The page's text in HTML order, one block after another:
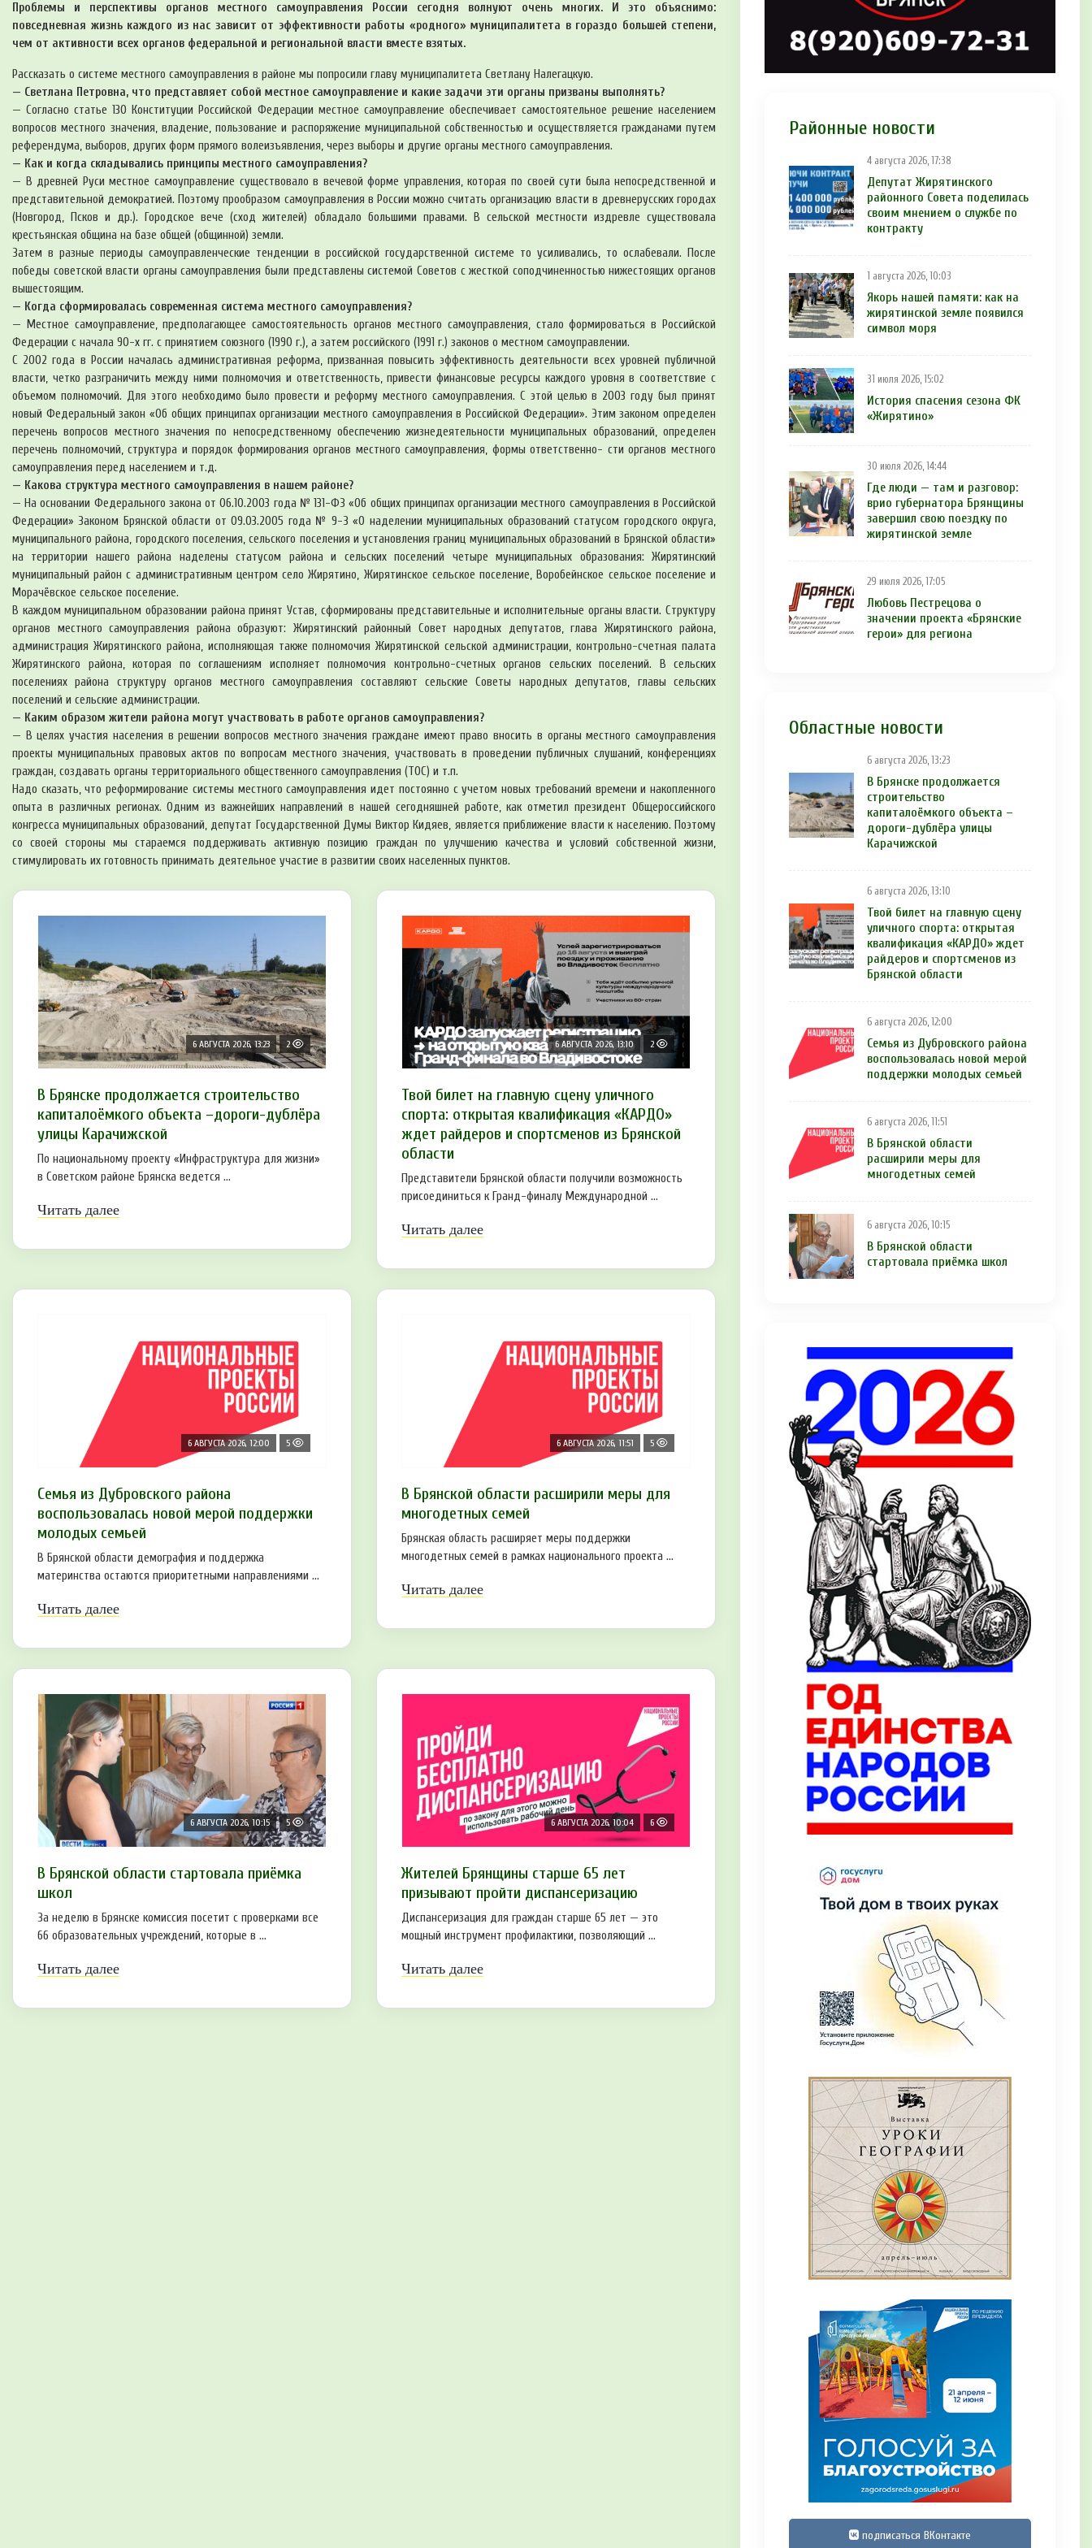
Проблемы и перспективы органов местного самоуправления России сегодня волнуют очень многих. И это объяснимо:
повседневная жизнь каждого из нас зависит от эффективности работы «родного» муниципалитета в гораздо большей степени,
чем от активности всех органов федеральной и региональной власти вместе взятых.
Рассказать о системе местного самоуправления в районе мы попросили главу муниципалитета Светлану Налегацкую.
— Светлана Петровна, что представляет собой местное самоуправление и какие задачи эти органы призваны выполнять?
— Согласно статье 130 Конституции Российской Федерации местное самоуправление обеспечивает самостоятельное решение населением
вопросов местного значения, владение, пользование и распоряжение муниципальной собственностью и осуществляется гражданами путем
референдума, выборов, других форм прямого волеизъявления, через выборы и другие органы местного самоуправления.
— Как и когда складывались принципы местного самоуправления?
— В древней Руси местное самоуправление существовало в вечевой форме управления, которая по своей сути была непосредственной и
представительной демократией. Поэтому прообразом самоуправления в России можно считать организацию власти в древнерусских городах
(Новгород, Псков и др.). Городское вече (сход жителей) обладало большими правами. В сельской местности издревле существовала
крестьянская община на базе общей (общинной) земли.
Затем в разные периоды самоуправленческие тенденции в российской государственной системе то усиливались, то ослабевали. После
победы советской власти органы самоуправления были представлены системой Советов с жесткой соподчиненностью нижестоящих органов
вышестоящим.
— Когда сформировалась современная система местного самоуправления?
— Местное самоуправление, предполагающее самостоятельность органов местного самоуправления, стало формироваться в Российской
Федерации с начала 90-х гг. с принятием союзного (1990 г.), а затем российского (1991 г.) законов о местном самоуправлении.
С 2002 года в России началась административная реформа, призванная повысить эффективность деятельности всех уровней публичной
власти, четко разграничить между ними полномочия и ответственность, привести финансовые ресурсы каждого уровня в соответствие с
объемом полномочий. Для этого необходимо было провести и реформу местного самоуправления. С этой целью в 2003 году был принят
новый Федеральный закон «Об общих принципах организации местного самоуправления в Российской Федерации». Этим законом определен
перечень вопросов местного значения по непосредственному обеспечению жизнедеятельности муниципальных образований, определен
перечень полномочий, структура и порядок формирования органов местного самоуправления, формы ответственно- сти органов местного
самоуправления перед населением и т.д.
— Какова структура местного самоуправления в нашем районе?
— На основании Федерального закона от 06.10.2003 года № 131-ФЗ «Об общих принципах организации местного самоуправления в Российской
Федерации» Законом Брянской области от 09.03.2005 года № 9-З «О наделении муниципальных образований статусом городского округа,
муниципального района, городского поселения, сельского поселения и установления границ муниципальных образований в Брянской области»
на территории нашего района наделены статусом района и сельских поселений четыре муниципальных образования: Жирятинский
муниципальный район с административным центром село Жирятино, Жирятинское сельское поселение, Воробейнское сельское поселение и
Морачёвское сельское поселение.
В каждом муниципальном образовании района принят Устав, сформированы представительные и исполнительные органы власти. Структуру
органов местного самоуправления района образуют: Жирятинский районный Совет народных депутатов, глава Жирятинского района,
администрация Жирятинского района, исполняющая также полномочия Жирятинской сельской администрации, контрольно-счетная палата
Жирятинского района, которая по соглашениям исполняет полномочия контрольно-счетных органов сельских поселений. В сельских
поселениях района структуру органов местного самоуправления составляют сельские Советы народных депутатов, главы сельских
поселений и сельские администрации.
— Каким образом жители района могут участвовать в работе органов самоуправления?
— В целях участия населения в решении вопросов местного значения граждане имеют право вносить в органы местного самоуправления
проекты муниципальных правовых актов по вопросам местного значения, участвовать в проведении публичных слушаний, конференциях
граждан, создавать органы территориального общественного самоуправления (ТОС) и т.п.
Надо сказать, что реформирование системы местного самоуправления идет постоянно с учетом новых требований времени и накопленного
опыта в различных регионах. Одним из важнейших направлений в нашей сегодняшней работе, как отметил президент Общероссийского
конгресса муниципальных образований, депутат Государственной Думы Виктор Кидяев, является приближение власти к населению. Поэтому
со своей стороны мы стараемся поддерживать активную позицию граждан по улучшению качества и условий собственной жизни,
стимулировать их готовность принимать деятельное участие в развитии своих населенных пунктов.
6 АВГУСТА 2026, 13:23 2
В Брянске продолжается строительство
капиталоёмкого объекта –дороги-дублёра
улицы Карачижской
По национальному проекту «Инфраструктура для жизни»
в Советском районе Брянска ведется ...
Читать далее
6 АВГУСТА 2026, 13:10 2
Твой билет на главную сцену уличного
спорта: открытая квалификация «КАРДО»
ждет райдеров и спортсменов из Брянской
области
Представители Брянской области получили возможность
присоединиться к Гранд-финалу Международной ...
Читать далее
6 АВГУСТА 2026, 12:00 5
Семья из Дубровского района
воспользовалась новой мерой поддержки
молодых семьей
В Брянской области демография и поддержка
материнства остаются приоритетными направлениями ...
Читать далее
6 АВГУСТА 2026, 11:51 5
В Брянской области расширили меры для
многодетных семей
Брянская область расширяет меры поддержки
многодетных семей в рамках национального проекта ...
Читать далее
6 АВГУСТА 2026, 10:15 5
В Брянской области стартовала приёмка
школ
За неделю в Брянске комиссия посетит с проверками все
66 образовательных учреждений, которые в ...
Читать далее
6 АВГУСТА 2026, 10:04 6
Жителей Брянщины старше 65 лет
призывают пройти диспансеризацию
Диспансеризация для граждан старше 65 лет — это
мощный инструмент профилактики, позволяющий ...
Читать далее
Районные новости
4 августа 2026, 17:38
Депутат Жирятинского
районного Совета поделилась
своим мнением о службе по
контракту
1 августа 2026, 10:03
Якорь нашей памяти: как на
жирятинской земле появился
символ моря
31 июля 2026, 15:02
История спасения сезона ФК
«Жирятино»
30 июля 2026, 14:44
Где люди — там и разговор:
врио губернатора Брянщины
завершил свою поездку по
жирятинской земле
29 июля 2026, 17:05
Любовь Пестрецова о
значении проекта «Брянские
герои» для региона
Областные новости
6 августа 2026, 13:23
В Брянске продолжается
строительство
капиталоёмкого объекта –
дороги-дублёра улицы
Карачижской
6 августа 2026, 13:10
Твой билет на главную сцену
уличного спорта: открытая
квалификация «КАРДО» ждет
райдеров и спортсменов из
Брянской области
6 августа 2026, 12:00
Семья из Дубровского района
воспользовалась новой мерой
поддержки молодых семьей
6 августа 2026, 11:51
В Брянской области
расширили меры для
многодетных семей
6 августа 2026, 10:15
В Брянской области
стартовала приёмка школ
подписаться ВКонтакте